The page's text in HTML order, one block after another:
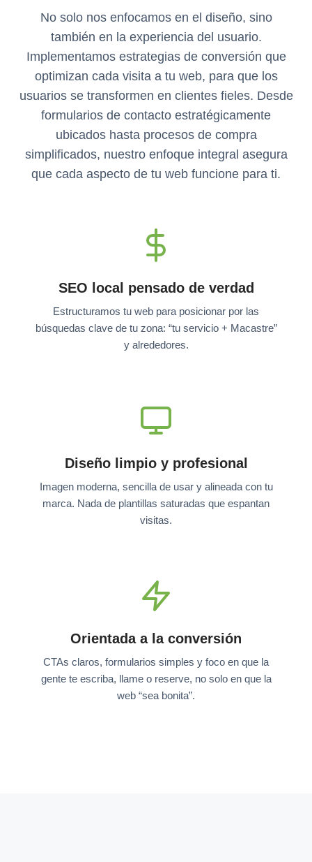
No solo nos enfocamos en el diseño, sino
también en la experiencia del usuario.
Implementamos estrategias de conversión que
optimizan cada visita a tu web, para que los
usuarios se transformen en clientes fieles. Desde
formularios de contacto estratégicamente
ubicados hasta procesos de compra
simplificados, nuestro enfoque integral asegura
que cada aspecto de tu web funcione para ti.
SEO local pensado de verdad
Estructuramos tu web para posicionar por las
búsquedas clave de tu zona: “tu servicio + Macastre”
y alrededores.
Diseño limpio y profesional
Imagen moderna, sencilla de usar y alineada con tu
marca. Nada de plantillas saturadas que espantan
visitas.
Orientada a la conversión
CTAs claros, formularios simples y foco en que la
gente te escriba, llame o reserve, no solo en que la
web “sea bonita”.